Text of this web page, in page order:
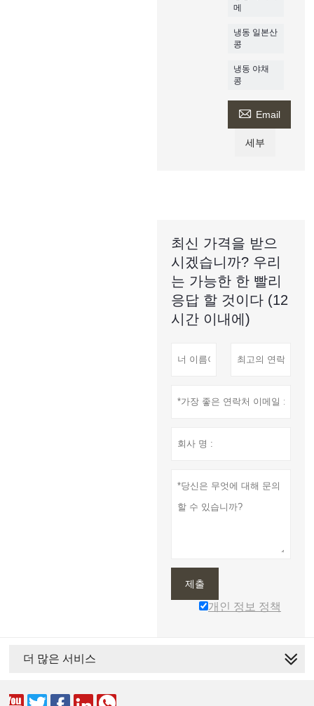
메
냉동 일본산
콩
냉동 야채
콩
 Email
세부
최신 가격을 받으
시겠습니까? 우리
는 가능한 한 빨리
응답 할 것이다 (12
시간 이내에)
제출
개인 정보 정책
더 많은 서비스